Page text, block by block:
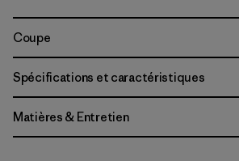
Coupe
Spécifications et caractéristiques
Matières & Entretien